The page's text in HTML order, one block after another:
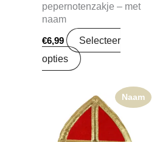
pepernotenzakje – met
naam
€6,99
Selecteer
opties
Naam